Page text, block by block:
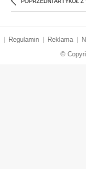
Regulamin Reklama
©